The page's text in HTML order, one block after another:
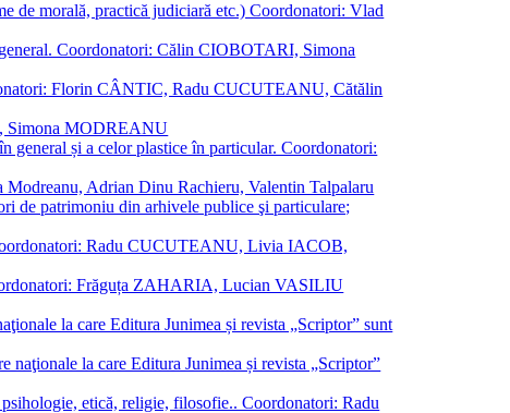
de morală, practică judiciară etc.) Coordonatori: Vlad
Coordonatori: Călin CIOBOTARI, Simona
Florin CÂNTIC, Radu CUCUTEANU, Cătălin
Simona MODREANU
general și a celor plastice în particular. Coordonatori:
Adrian Dinu Rachieru, Valentin Talpalaru
de patrimoniu din arhivele publice şi particulare;
Radu CUCUTEANU, Livia IACOB,
Frăguța ZAHARIA, Lucian VASILIU
la care Editura Junimea și revista „Scriptor” sunt
la care Editura Junimea și revista „Scriptor”
etică, religie, filosofie.. Coordonatori: Radu